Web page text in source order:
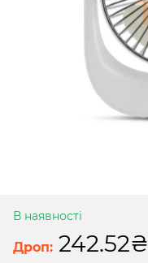
В наявності
242.52₴